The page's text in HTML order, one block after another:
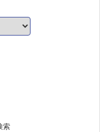
索